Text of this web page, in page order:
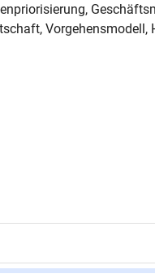
Vorgehensmodell,